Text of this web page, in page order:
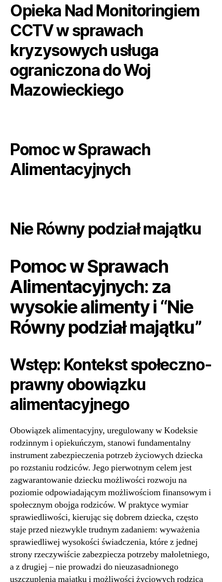
Opieka Nad Monitoringiem
CCTV w sprawach
kryzysowych usługa
ograniczona do Woj
Mazowieckiego
Pomoc w Sprawach
Alimentacyjnych
Nie Równy podział majątku
Pomoc w Sprawach
Alimentacyjnych: za
wysokie alimenty i “Nie
Równy podział majątku”
Wstęp: Kontekst społeczno-
prawny obowiązku
alimentacyjnego
Obowiązek alimentacyjny, uregulowany w Kodeksie
rodzinnym i opiekuńczym, stanowi fundamentalny
instrument zabezpieczenia potrzeb życiowych dziecka
po rozstaniu rodziców. Jego pierwotnym celem jest
zagwarantowanie dziecku możliwości rozwoju na
poziomie odpowiadającym możliwościom finansowym i
społecznym obojga rodziców. W praktyce wymiar
sprawiedliwości, kierując się dobrem dziecka, często
staje przed niezwykle trudnym zadaniem: wyważenia
sprawiedliwej wysokości świadczenia, które z jednej
strony rzeczywiście zabezpiecza potrzeby małoletniego,
a z drugiej – nie prowadzi do nieuzasadnionego
uszczuplenia majątku i możliwości życiowych rodzica